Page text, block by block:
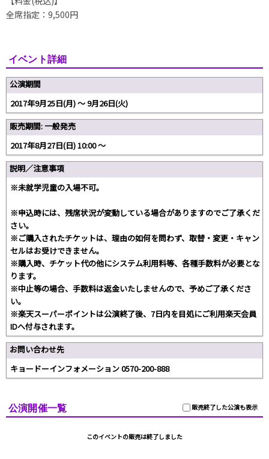
全席指定：9,500円
イベント詳細
公演期間
2017年9月25日(月) 〜 9月26日(火)
販売期間: 一般発売
2017年8月27日(日) 10:00 〜
説明／注意事項
※未就学児童の入場不可。
※申込時には、残席状況が変動している場合がありますのでご了承くだ
さい。
※ご購入されたチケットは、理由の如何を問わず、取替・変更・キャン
セルはお受けできません。
※購入時、チケット代の他にシステム利用料等、各種手数料が必要とな
ります。
※中止等の場合、手数料は返金いたしませんので、予めご了承くださ
い。
※楽天スーパーポイントは公演終了後、7日内を目処にご利用楽天会員
IDへ付与されます。
お問い合わせ先
キョードーインフォメーション 0570-200-888
販売終了した公演も表示
公演開催一覧
このイベントの販売は終了しました